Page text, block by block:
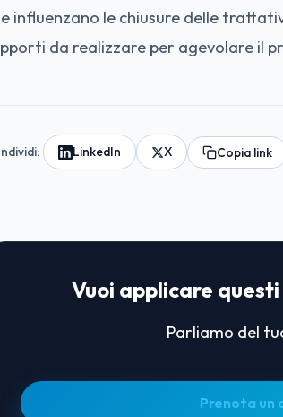
influenzano le chiusure delle
da realizzare per agevolare il
LinkedIn X Copia link
Vuoi applicare
Parliamo del
Prenota